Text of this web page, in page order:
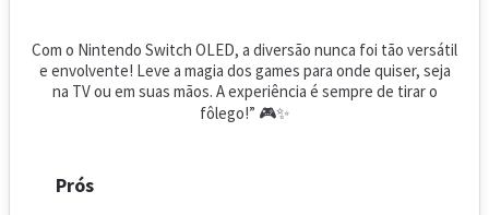
Com o Nintendo Switch OLED, a diversão nunca foi tão versátil
e envolvente! Leve a magia dos games para onde quiser, seja
na TV ou em suas mãos. A experiência é sempre de tirar o
fôlego!” 🎮✨
Prós